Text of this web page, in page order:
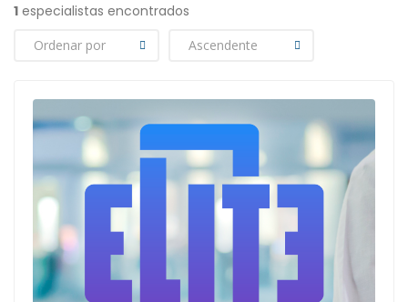
1 especialistas encontrados